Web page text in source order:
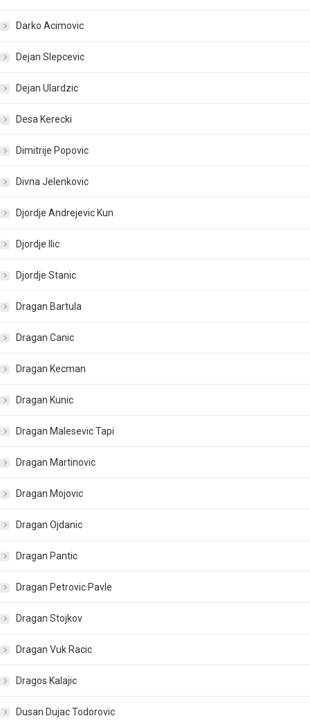
Darko Acimovic
Dejan Slepcevic
Dejan Ulardzic
Desa Kerecki
Dimitrije Popovic
Divna Jelenkovic
Djordje Andrejevic Kun
Djordje Ilic
Djordje Stanic
Dragan Bartula
Dragan Canic
Dragan Kecman
Dragan Kunic
Dragan Malesevic Tapi
Dragan Martinovic
Dragan Mojovic
Dragan Ojdanic
Dragan Pantic
Dragan Petrovic Pavle
Dragan Stojkov
Dragan Vuk Racic
Dragos Kalajic
Dusan Dujac Todorovic